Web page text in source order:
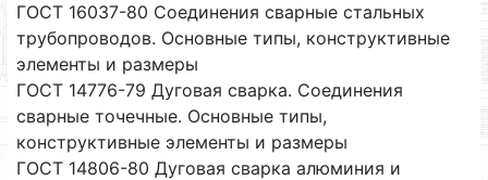
ГОСТ 16037-80 Соединения сварные стальных
трубопроводов. Основные типы, конструктивные
элементы и размеры
ГОСТ 14776-79 Дуговая сварка. Соединения
сварные точечные. Основные типы,
конструктивные элементы и размеры
ГОСТ 14806-80 Дуговая сварка алюминия и